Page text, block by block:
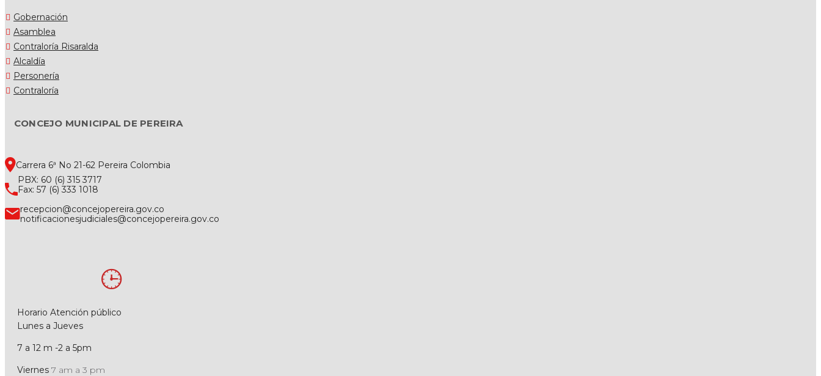
Gobernación
Asamblea
Contraloría Risaralda
Alcaldía
Personería
Contraloría
CONCEJO MUNICIPAL DE PEREIRA
Carrera 6ª No 21-62 Pereira Colombia
PBX: 60 (6) 315 3717
Fax: 57 (6) 333 1018
recepcion@concejopereira.gov.co
notificacionesjudiciales@concejopereira.gov.co
Horario Atención público
Lunes a Jueves
7 a 12 m -2 a 5pm
Viernes 7 am a 3 pm